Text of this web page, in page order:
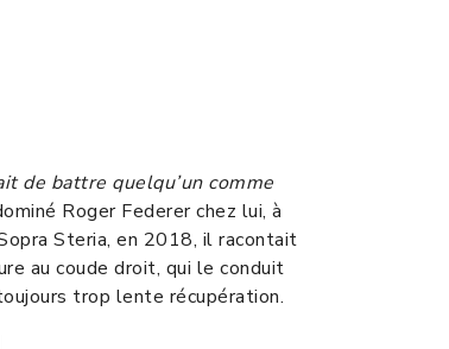
de battre quelqu’un comme
Roger Federer chez lui, à
Steria, en 2018, il racontait
au coude droit, qui le conduit
trop lente récupération.